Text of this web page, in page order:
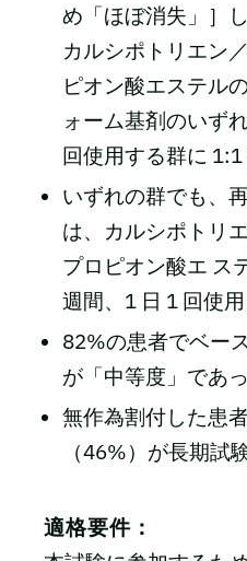
め「ほぼ消失」］
カルシポトリエン
ピオン酸エステル
ォーム基剤のいず
回使用する群に 1:1
いずれの群でも、
は、カルシポトリ
プロピオン酸エ ス
週間、1 日 1 回使用
82%の患者でベー
が「中等度」であっ
無作為割付した患
（46%）が長期試
適格要件：